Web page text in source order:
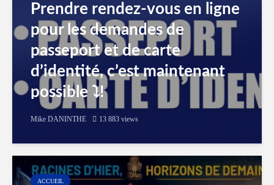
Prendre rendez-vous en ligne
pour les demandes de
passeport et de carte
d’identité, c’est maintenant
possible ⤵️!
Mike DANINTHE 13 883 views
ACCUEIL